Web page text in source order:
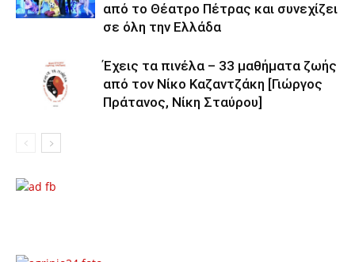
από το Θέατρο Πέτρας και συνεχίζει
σε όλη την Ελλάδα
Έχεις τα πινέλα – 33 μαθήματα ζωής
από τον Νίκο Καζαντζάκη [Γιώργος
Πράτανος, Νίκη Σταύρου]